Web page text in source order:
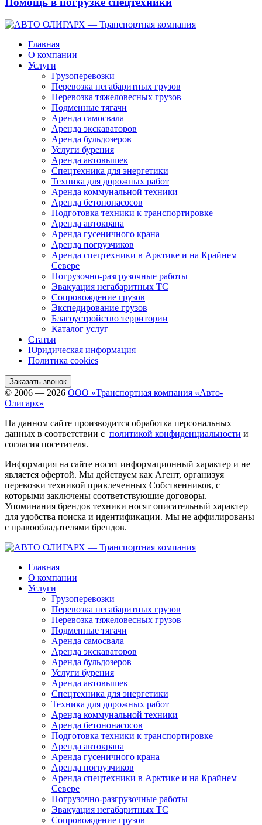
Главная
О компании
Услуги
Грузоперевозки
Перевозка негабаритных грузов
Перевозка тяжеловесных грузов
Подменные тягачи
Аренда самосвала
Аренда экскаваторов
Аренда бульдозеров
Услуги бурения
Аренда автовышек
Спецтехника для энергетики
Техника для дорожных работ
Аренда коммунальной техники
Аренда бетононасосов
Подготовка техники к транспортировке
Аренда автокрана
Аренда гусеничного крана
Аренда погрузчиков
Аренда спецтехники в Арктике и на Крайнем
Севере
Погрузочно-разгрузочные работы
Эвакуация негабаритных ТС
Сопровождение грузов
Экспедирование грузов
Благоустройство территории
Каталог услуг
Статьи
Юридическая информация
Политика cookies
Заказать звонок
© 2006 — 2026 ООО «Транспортная компания «Авто-
Олигарх»
На данном сайте производится обработка персональных
данных в соответствии с политикой конфиденциальности и
согласия посетителя.
Информация на сайте носит информационный характер и не
является офертой. Мы действуем как Агент, организуя
перевозки техникой привлеченных Собственников, с
которыми заключены соответствующие договоры.
Упоминания брендов техники носят описательный характер
для удобства поиска и идентификации. Мы не аффилированы
с правообладателями брендов.
Главная
О компании
Услуги
Грузоперевозки
Перевозка негабаритных грузов
Перевозка тяжеловесных грузов
Подменные тягачи
Аренда самосвала
Аренда экскаваторов
Аренда бульдозеров
Услуги бурения
Аренда автовышек
Спецтехника для энергетики
Техника для дорожных работ
Аренда коммунальной техники
Аренда бетононасосов
Подготовка техники к транспортировке
Аренда автокрана
Аренда гусеничного крана
Аренда погрузчиков
Аренда спецтехники в Арктике и на Крайнем
Севере
Погрузочно-разгрузочные работы
Эвакуация негабаритных ТС
Сопровождение грузов